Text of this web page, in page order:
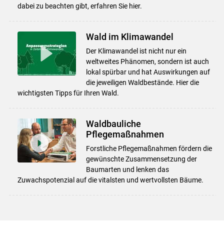
dabei zu beachten gibt, erfahren Sie hier.
Wald im Klimawandel
Der Klimawandel ist nicht nur ein
weltweites Phänomen, sondern ist auch
lokal spürbar und hat Auswirkungen auf
die jeweiligen Waldbestände. Hier die
wichtigsten Tipps für Ihren Wald.
Waldbauliche
Pflegemaßnahmen
Forstliche Pflegemaßnahmen fördern die
gewünschte Zusammensetzung der
Baumarten und lenken das
Zuwachspotenzial auf die vitalsten und wertvollsten Bäume.